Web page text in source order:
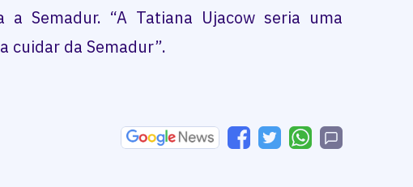
a Semadur. “A Tatiana Ujacow seria uma
cuidar da Semadur”.